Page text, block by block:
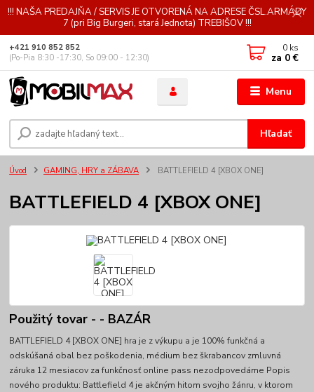
!!! NAŠA PREDAJŇA / SERVIS JE OTVORENÁ NA ADRESE ČSL.ARMÁDY
7 (pri Big Burgeri, stará Jednota) TREBIŠOV !!!
Menu
Hľadať
+421 910 852 852
(Po-Pia 8:30 -17:30, So 09:00 - 12:30)
0 ks
za 0 €
Úvod GAMING, HRY a ZÁBAVA BATTLEFIELD 4 [XBOX ONE]
BATTLEFIELD 4 [XBOX ONE]
Použitý tovar - - BAZÁR
BATTLEFIELD 4 [XBOX ONE] hra je z výkupu a je 100% funkčná a
odskúšaná obal bez poškodenia, médium bez škrabancov zmluvná
záruka 12 mesiacov za funkčnosť online pass nezodpovedáme Popis
nového produktu: Battlefield 4 je akčným hitom svojho žánru, v ktorom